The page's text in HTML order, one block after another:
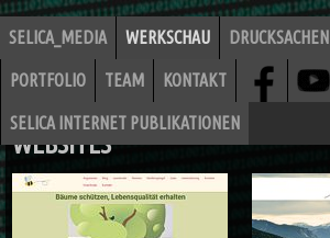
SELICA_MEDIA WERKSCHAU DRUCKSACHEN
PORTFOLIO TEAM KONTAKT
SELICA INTERNET PUBLIKATIONEN
WEBSITES